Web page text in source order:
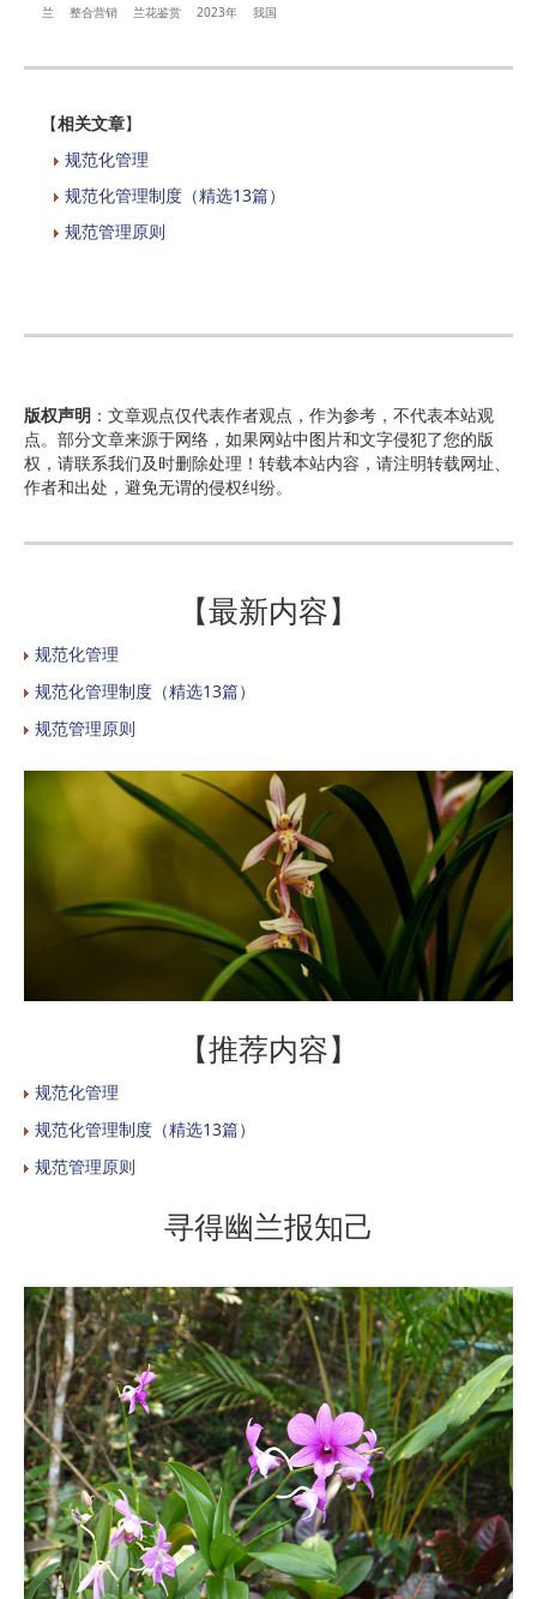
兰
整合营销 兰花鉴赏 2023年 我国
【相关文章】
规范化管理
规范化管理制度（精选13篇）
规范管理原则
版权声明 ：文章观点仅代表作者观点，作为参考，不代表本站观
点。部分文章来源于网络，如果网站中图片和文字侵犯了您的版
权，请联系我们及时删除处理！转载本站内容，请注明转载网址、
作者和出处，避免无谓的侵权纠纷。
【最新内容】
规范化管理
规范化管理制度（精选13篇）
规范管理原则
【推荐内容】
规范化管理
规范化管理制度（精选13篇）
规范管理原则
寻得幽兰报知己